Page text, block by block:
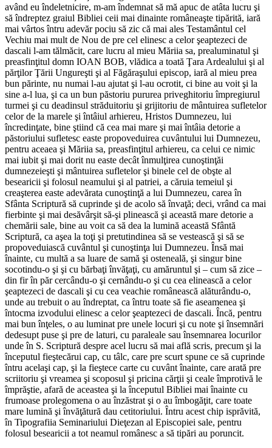
având eu îndeletnicire, m-am îndemnat să mă apuc de atâta lucru şi
să îndreptez graiul Bibliei ceii mai dinainte româneaşte tipărită, iară
mai vârtos întru adevăr pociu să zic că mai ales Testamântul cel
Vechiu mai mult de Nou de pre cel elinesc a celor şeaptezeci de
dascali l-am tălmăcit, care lucru al mieu Măriia sa, prealuminatul şi
preasfinţitul domn IOAN BOB, vlădica a toată Ţara Ardealului şi al
părţilor Ţării Ungureşti şi al Făgăraşului episcop, iară al mieu prea
bun părinte, nu numai l-au ajutat şi l-au ocrotit, ci bine au voit şi la
sine a-l lua, şi ca un bun păstoriu pururea priveghitoriu împregiurul
turmei şi cu deadinsul străduitoriu şi grijitoriu de mântuirea sufletelor
celor de la marele şi întâiul arhiereu, Hristos Dumnezeu, lui
încredinţate, bine ştiind că cea mai mare şi mai întâia detorie a
păstoriului sufletesc easte propoveduirea cuvântului lui Dumnezeu,
pentru aceaea şi Măriia sa, preasfinţitul arhiereu, ca celui ce nimic
mai iubit şi mai dorit nu easte decât înmulţirea cunoştinţăi
dumnezeieşti şi mântuirea sufletelor şi binele cel de obşte al
besearicii şi folosul neamului şi al patriei, a căruia temeiul şi
creaşterea easte adevărata cunoştinţă a lui Dumnezeu, carea în
Sfânta Scriptură să cuprinde şi de acolo să învaţă; deci, vrând ca mai
fierbinte şi mai desăvârşit să-şi plinească şi această mare detorie a
chemării sale, bine au voit ca să dea la lumină această Sfântă
Scriptură, ca aşea la toţi şi pretutindinea să se vestească şi să se
propoveduiască cuvântul şi cunoştinţa lui Dumnezeu. Însă mai
înainte, cu multă a sa luare de samă şi osteneală, şi singur bine
socotindu-o şi şi cu bărbaţi învăţaţi, cu amăruntul şi – cum să zice –
din fir în păr cercându-o şi cernându-o şi cu cea elinească a celor
şeaptezeci de dascali şi cu cea veachie românească alăturându-o,
unde au trebuit o au îndreptat, ca întru toate să fie aseamenea şi
întocma izvodului elinesc a celor şeaptezeci de dascali. Încă, pentru
mai bun înţeles, o au luminat pre unele locuri şi cu note şi însemnări
dedesupt puse şi pre de laturi, cu paraleale sau însemnarea locurilor
unde în S. Scriptură despre acel lucru să mai află scris, precum şi la
începutul fieştecărui cap, cu tâlc, care pre scurt spune ce să cuprinde
întru acelaşi cap, şi la fieştece carte cu cuvânt înainte, care arată pre
scriitoriu şi vreamea şi scoposul şi pricina cărţii şi ceale împrotivă le
împrăştie, afară de aceastea şi la începutul Bibliei mai înainte cu
frumoase prolegomena o au înzăstrat şi o au îmbogăţit, care toate
mare lumină şi învăţătură dau cetitoriului. Întru acest chip isprăvită,
în Tipografiia Seminariului Dieţezan al Episcopiei sale, pentru
folosul besearicii a tot neamul românesc a să tipări au poruncit.